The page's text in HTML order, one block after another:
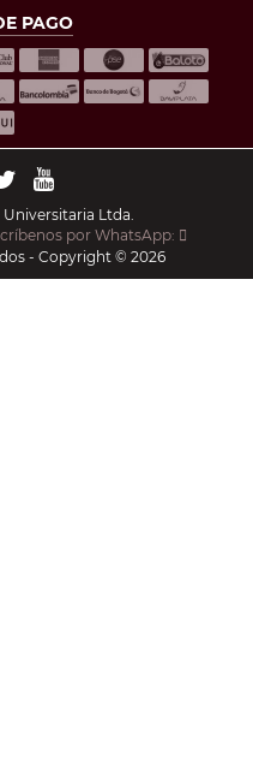
PAGO
Ltda.
por WhatsApp:
- Copyright © 2026